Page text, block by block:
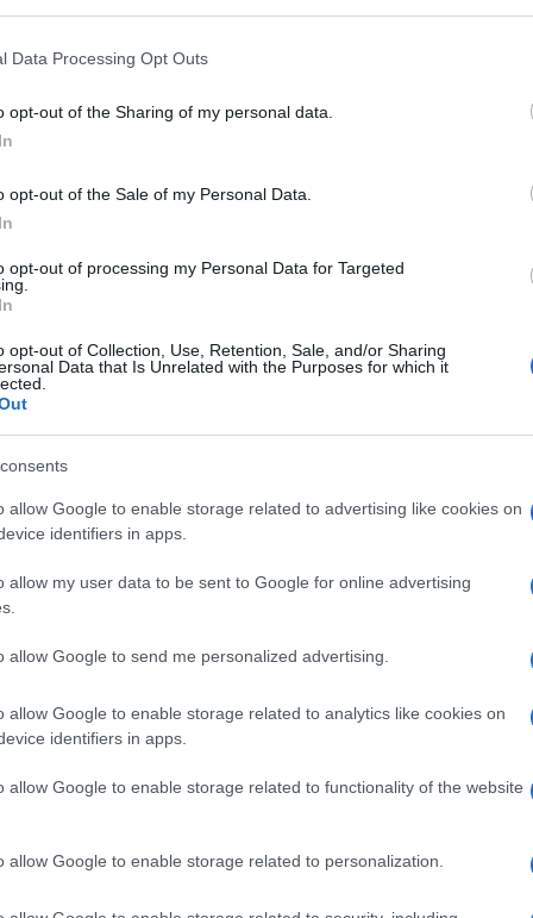
Data Processing Opt Outs
opt-out of the Sharing of my personal data.
opt-out of the Sale of my Personal Data.
opt-out of processing my Personal Data for Targeted
opt-out of Collection, Use, Retention, Sale, and/or Sharing
Data that Is Unrelated with the Purposes for which it
allow Google to enable storage related to advertising like cookies on
identifiers in apps.
allow my user data to be sent to Google for online advertising
allow Google to send me personalized advertising.
allow Google to enable storage related to analytics like cookies on
identifiers in apps.
allow Google to enable storage related to functionality of the website
allow Google to enable storage related to personalization.
μέσω του Πακιστάν, περιλαμβάνει
από την άμεση αποσυμφόρηση
19/02/2026 - 14:15
Σχέδια για γιγαντιαία
στρατιωτική βάση υπό τον
Ειρήνης»
Σε μια κίνηση που αναδιατάσσει
πλήρως τον γεωπολιτικό χάρτη
κυβέρνηση Τραμπ δρομολογεί την
στρατιωτικής βάσης στην καρδιά
Μέτωπο Λούλα – Μακρόν
κατά του «Συμβουλίου
Ειρήνης» του Τραμπ: «Μόνο